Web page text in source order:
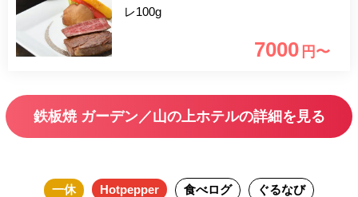
レ100g
7000 円〜
鉄板焼 ガーデン／山の上ホテルの詳細を見る
一休 Hotpepper 食べログ ぐるなび